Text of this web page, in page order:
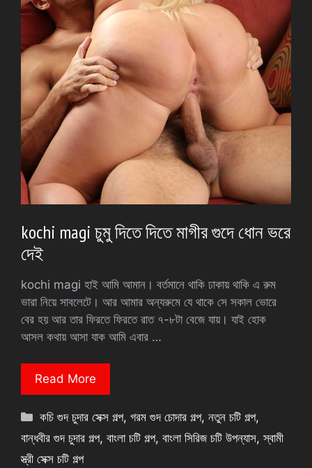
kochi magi চুমু দিতে দিতে মাগীর গুদে ধোন ভরে
দেই
kochi magi হাই আমি আমান। বর্তমানে থাকি ঢাকায় থাকি এ রুম
ভারা নিয়ে সাবলেটে। আর আমার অন্যরুমে যে থাকে সে সকাল ভোরে
বের হয় আর তার ফিরতে ফিরতে রাত ৭-৮টা বেজে যায়। যাই হোক
আসল কথায় আসা যাক আমি এবার …
Read More
Categories
কচি গুদ চুদার সেক্স গল্প,গরম গুদ চোদার গল্প,নতুন চটি গল্প,
বান্ধবীর গুদ চুদার গল্প, বাংলা চটি গল্প, বাংলা সিরিজ চটি উপন্যাস,স্বামী
স্ত্রী সেক্স চটি গল্প